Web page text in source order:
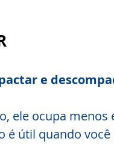
e
ele ocupa menos
é útil quando